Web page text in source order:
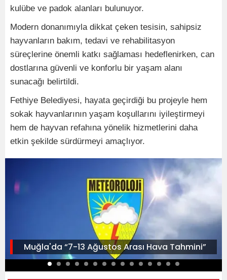
kulübe ve padok alanları bulunuyor.
Modern donanımıyla dikkat çeken tesisin, sahipsiz
hayvanların bakım, tedavi ve rehabilitasyon
süreçlerine önemli katkı sağlaması hedeflenirken, can
dostlarına güvenli ve konforlu bir yaşam alanı
sunacağı belirtildi.
Fethiye Belediyesi, hayata geçirdiği bu projeyle hem
sokak hayvanlarının yaşam koşullarını iyileştirmeyi
hem de hayvan refahına yönelik hizmetlerini daha
etkin şekilde sürdürmeyi amaçlıyor.
Muğla'da “7-13 Ağustos Arası Hava Tahmini”